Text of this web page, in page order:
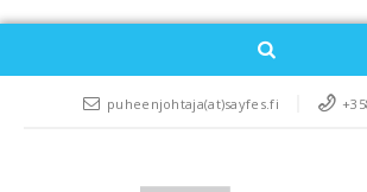
puheenjohtaja(at)sayfes.fi